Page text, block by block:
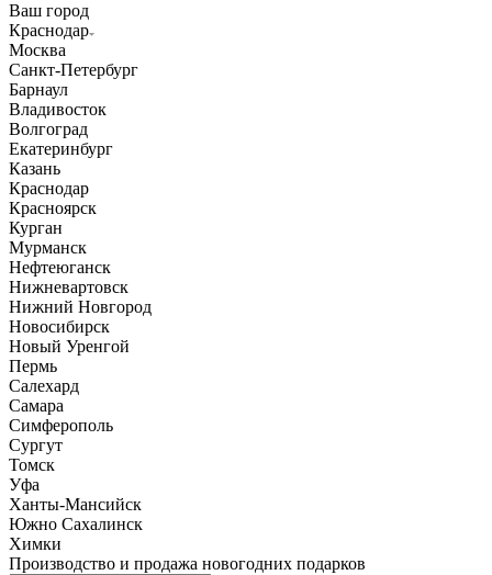
Ваш город
Краснодар
Москва
Санкт-Петербург
Барнаул
Владивосток
Волгоград
Екатеринбург
Казань
Краснодар
Красноярск
Курган
Мурманск
Нефтеюганск
Нижневартовск
Нижний Новгород
Новосибирск
Новый Уренгой
Пермь
Салехард
Самара
Симферополь
Сургут
Томск
Уфа
Ханты-Мансийск
Южно Сахалинск
Химки
Производство и продажа новогодних подарков